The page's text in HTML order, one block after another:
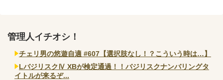
管理人イチオシ！
チェリ男の悠遊自適 #607【選択肢なし！？こういう時は…】
LバジリスクⅣ XBが検定通過！！バジリスクナンバリングタ
イトルが来るぞ...